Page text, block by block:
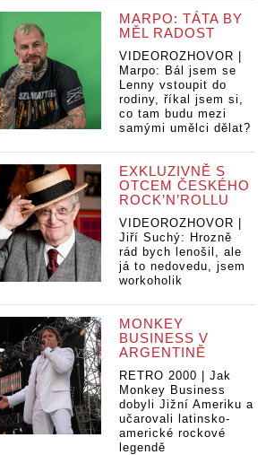
MARPO: TÁTA BY
MĚL RADOST
VIDEOROZHOVOR |
Marpo: Bál jsem se
Lenny vstoupit do
rodiny, říkal jsem si,
co tam budu mezi
samými umělci dělat?
EXKLUZIVNĚ S
OTCEM ČESKÉHO
ROCK’N’ROLLU
VIDEOROZHOVOR |
Jiří Suchý: Hrozně
rád bych lenošil, ale
já to nedovedu, jsem
workoholik
MONKEY
BUSINESS V
ARGENTINĚ
RETRO 2000 | Jak
Monkey Business
dobyli Jižní Ameriku a
učarovali latinsko-
americké rockové
legendě